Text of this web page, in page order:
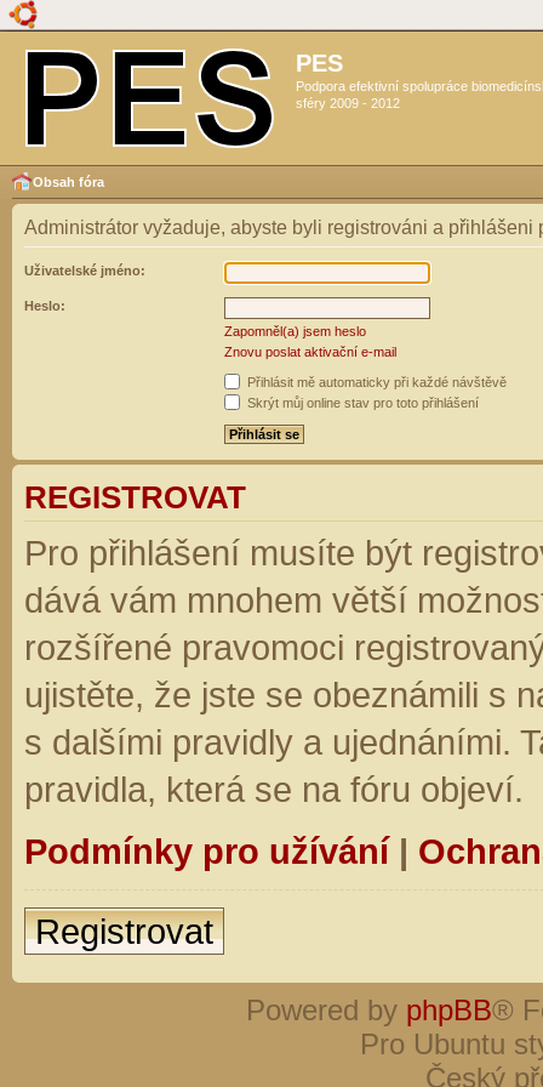
PES
Podpora efektivní spolupráce
sféry 2009 - 2012
Obsah fóra
Administrátor vyžaduje, abyste byli registrováni a přihlášeni
Uživatelské jméno:
Heslo:
Zapomněl(a) jsem heslo
Znovu poslat aktivační e-mail
Přihlásit mě automaticky při každé návštěvě
Skrýt můj online stav pro toto přihlášení
REGISTROVAT
Pro přihlášení musíte být
dává vám mnohem větší
rozšířené pravomoci
ujistěte, že jste se obeznámili s
s dalšími pravidly a ujednáními.
pravidla, která se na fóru objeví.
Podmínky pro užívání|
Registrovat
Powered by phpBB®
Pro Ubuntu
Český